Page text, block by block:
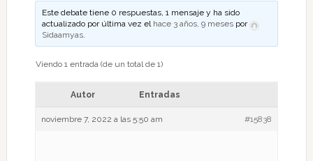
Este debate tiene 0 respuestas, 1 mensaje y ha sido
actualizado por última vez el hace 3 años, 9 meses por
Sidaamyas.
Viendo 1 entrada (de un total de 1)
Autor Entradas
noviembre 7, 2022 a las 5:50 am #15838